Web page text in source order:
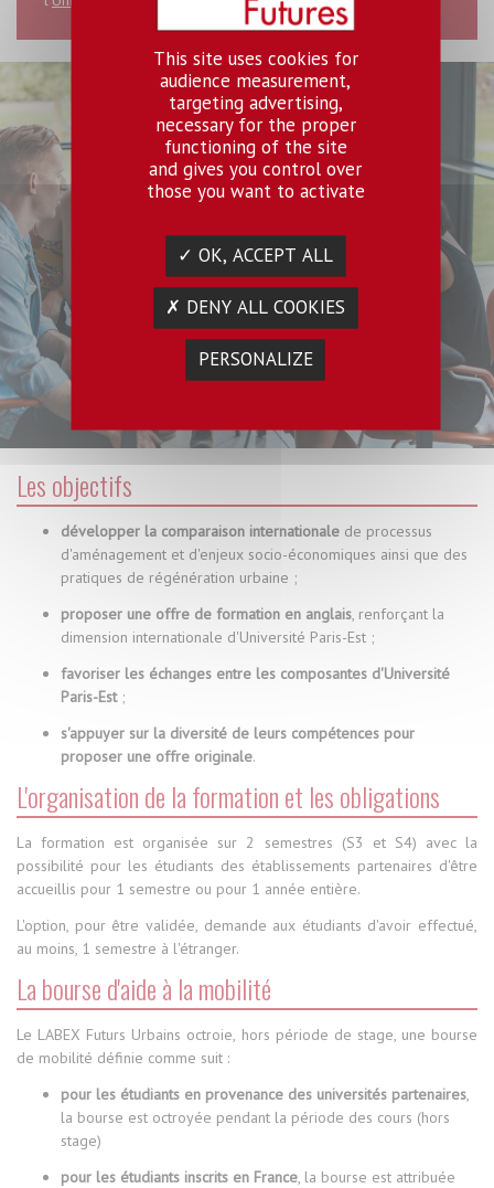
Les objectifs
développer la comparaison internationale de processus
d'aménagement et d'enjeux socio-économiques ainsi que des
pratiques de régénération urbaine ;
proposer une offre de formation en anglais, renforçant la
dimension internationale d'Université Paris-Est ;
favoriser les échanges entre les composantes d'Université
Paris-Est;
s'appuyer sur la diversité de leurs compétences pour
proposer une offre originale.
L'organisation de la formation et les obligations
La formation est organisée sur 2 semestres (S3 et S4) avec la
possibilité pour les étudiants des établissements partenaires d'être
accueillis pour 1 semestre ou pour 1 année entière.
L'option, pour être validée, demande aux étudiants d'avoir effectué,
au moins, 1 semestre à l'étranger.
La bourse d'aide à la mobilité
Le LABEX Futurs Urbains octroie, hors période de stage, une bourse
de mobilité définie comme suit :
pour les étudiants en provenance des universités partenaires,
la bourse est octroyée pendant la période des cours (hors
stage)
pour les étudiants inscrits en France, la bourse est attribuée
This site uses cookies for
audience measurement,
targeting advertising,
necessary for the proper
functioning of the site
and gives you control over
those you want to activate
✓ OK, ACCEPT ALL
✗ DENY ALL COOKIES
PERSONALIZE